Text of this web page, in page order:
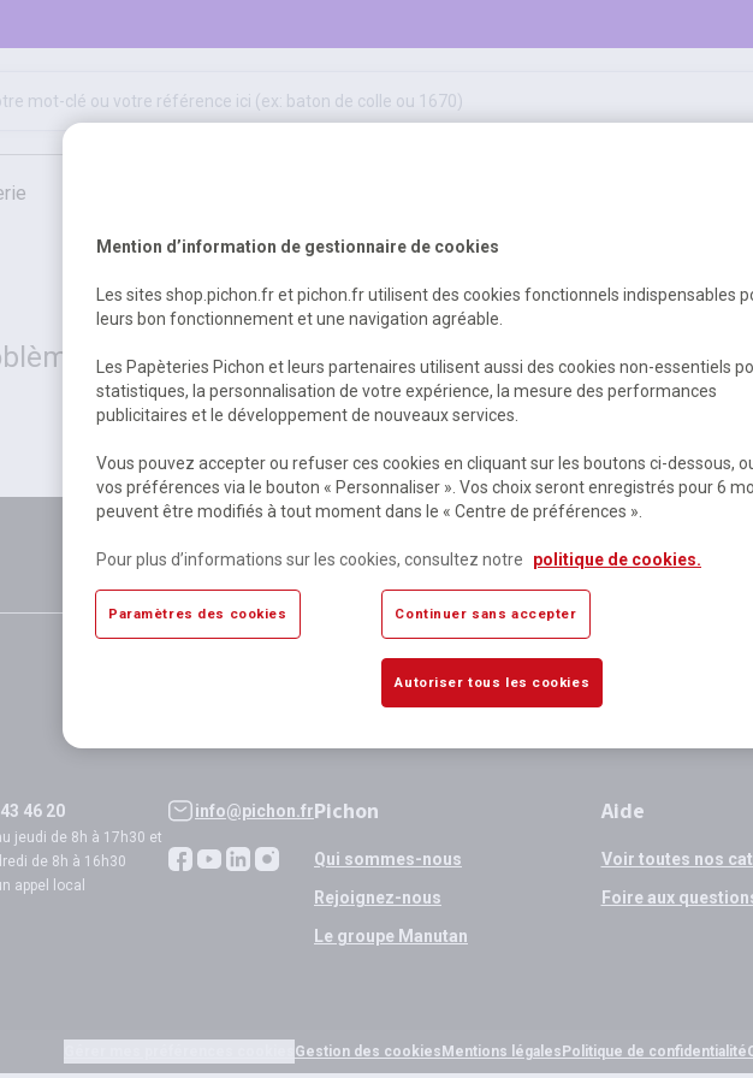
et équipements hygiène, sécurité, 1er secours outils, travaux & entretien
Erreur Serveur...
serveur est survenu. Veuillez nous excuser pour la
Retour Retour à l'accueil
disponibles si validation avant
46 20
jeudi de 8h à 17h30 et
de 8h à 16h30
appel local
info@pichon.frPichon
Qui sommes-nous
Rejoignez-nous
Le groupe Manutan
Aide
Voir toutes nos
Foire aux
Gestion des cookies Mentions légales Politique de confidentialité
Mention d’information de gestionnaire de cookies
Les sites shop.pichon.fr et pichon.fr utilisent des cookies fonctionnels indispensables
leurs bon fonctionnement et une navigation agréable.
Les Papèteries Pichon et leurs partenaires utilisent aussi des cookies non-essentiels
statistiques, la personnalisation de votre expérience, la mesure des performances
publicitaires et le développement de nouveaux services.
Vous pouvez accepter ou refuser ces cookies en cliquant sur les boutons ci-dessous,
vos préférences via le bouton « Personnaliser ». Vos choix seront enregistrés pour 6
peuvent être modifiés à tout moment dans le « Centre de préférences ».
Pour plus d’informations sur les cookies, consultez notre politique de cookies.
Paramètres des cookies Continuer sans accepter
Autoriser tous les cookies